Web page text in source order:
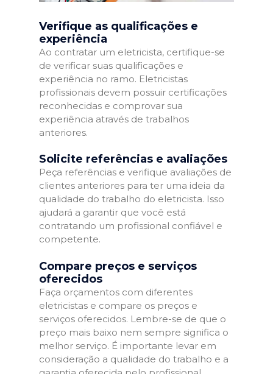
Verifique as qualificações e
experiência
Ao contratar um eletricista, certifique-se
de verificar suas qualificações e
experiência no ramo. Eletricistas
profissionais devem possuir certificações
reconhecidas e comprovar sua
experiência através de trabalhos
anteriores.
Solicite referências e avaliações
Peça referências e verifique avaliações de
clientes anteriores para ter uma ideia da
qualidade do trabalho do eletricista. Isso
ajudará a garantir que você está
contratando um profissional confiável e
competente.
Compare preços e serviços
oferecidos
Faça orçamentos com diferentes
eletricistas e compare os preços e
serviços oferecidos. Lembre-se de que o
preço mais baixo nem sempre significa o
melhor serviço. É importante levar em
consideração a qualidade do trabalho e a